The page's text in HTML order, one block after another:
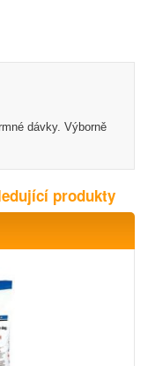
dávky. Výborně
produkty